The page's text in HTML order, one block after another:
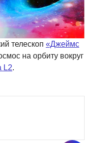
телескоп «Джеймс
на орбиту вокруг
L2.